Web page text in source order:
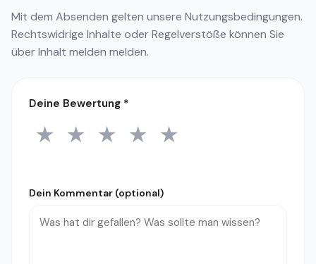
Mit dem Absenden gelten unsere Nutzungsbedingungen.
Rechtswidrige Inhalte oder Regelverstöße können Sie
überInhalt melden melden.
Deine Bewertung *
1 Stern
★ 2 Sterne
★ 3 Sterne
★ 4 Sterne
★ 5 Sterne
★
Dein Kommentar (optional)